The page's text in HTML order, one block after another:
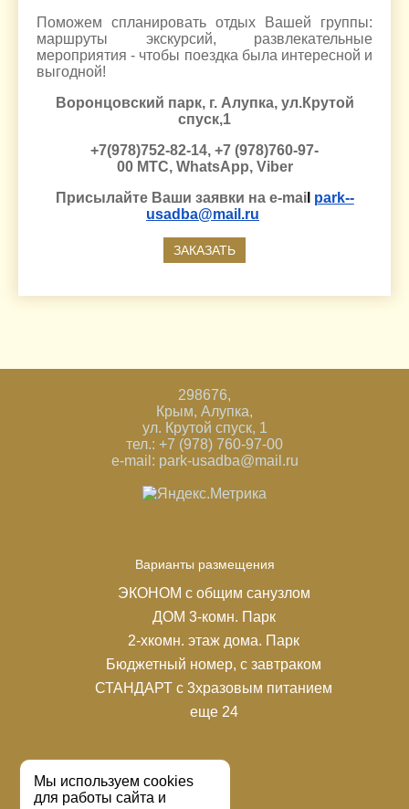
Поможем спланировать отдых Вашей группы:
маршруты экскурсий, развлекательные
мероприятия - чтобы поездка была интересной и
выгодной!
Воронцовский парк, г. Алупка, ул.Крутой
спуск,1
+7(978)752-82-14, +7 (978)760-97-
00 МТС, WhatsApp, Viber
Присылайте Ваши заявки на e-mail park-­
usadba@mail.ru
298676,
Крым, Алупка,
ул. Крутой спуск, 1
тел.: +7 (978) 760-97-00
e-mail: park-usadba@mail.ru
Варианты размещения
ЭКОНОМ с общим санузлом
ДОМ 3-комн. Парк
2-хкомн. этаж дома. Парк
Бюджетный номер, с завтраком
СТАНДАРТ с 3хразовым питанием
еще 24
Мы используем cookies
для работы сайта и